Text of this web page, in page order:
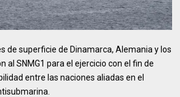
de superficie de Dinamarca, Alemania y los
al SNMG1 para el ejercicio con el fin de
entre las naciones aliadas en el